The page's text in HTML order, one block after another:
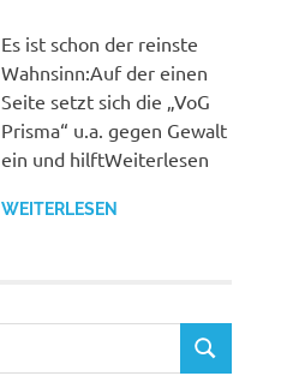
Es ist schon der reinste
Wahnsinn:Auf der einen
Seite setzt sich die „VoG
Prisma“ u.a. gegen Gewalt
ein und hilftWeiterlesen
WEITERLESEN
SUCHEN